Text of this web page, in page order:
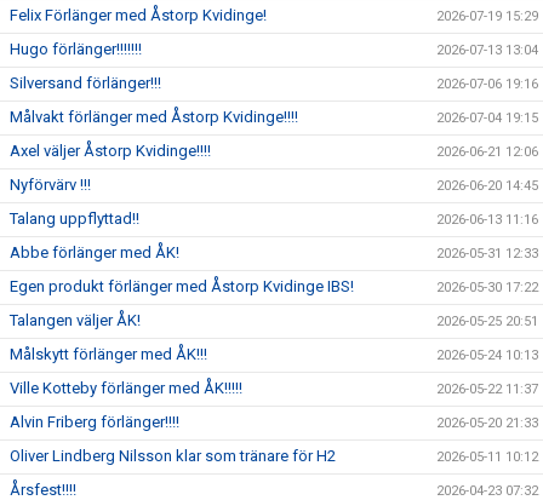
Felix Förlänger med Åstorp Kvidinge! 2026-07-19 15:29
Hugo förlänger!!!!!!! 2026-07-13 13:04
Silversand förlänger!!! 2026-07-06 19:16
Målvakt förlänger med Åstorp Kvidinge!!!! 2026-07-04 19:15
Axel väljer Åstorp Kvidinge!!!! 2026-06-21 12:06
Nyförvärv !!! 2026-06-20 14:45
Talang uppflyttad!! 2026-06-13 11:16
Abbe förlänger med ÅK! 2026-05-31 12:33
Egen produkt förlänger med Åstorp Kvidinge IBS! 2026-05-30 17:22
Talangen väljer ÅK! 2026-05-25 20:51
Målskytt förlänger med ÅK!!! 2026-05-24 10:13
Ville Kotteby förlänger med ÅK!!!!! 2026-05-22 11:37
Alvin Friberg förlänger!!!! 2026-05-20 21:33
Oliver Lindberg Nilsson klar som tränare för H2 2026-05-11 10:12
Årsfest!!!! 2026-04-23 07:32